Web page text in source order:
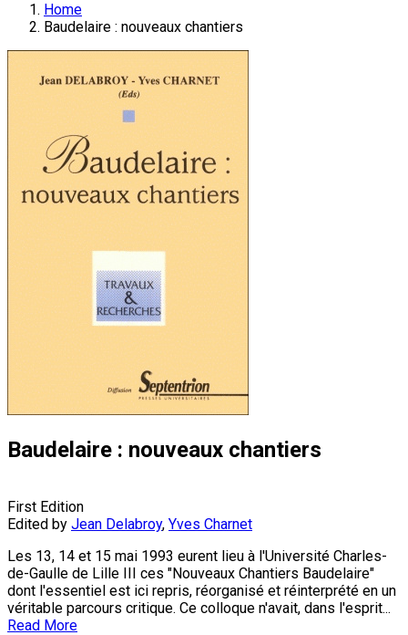
Home
Baudelaire : nouveaux chantiers
Baudelaire : nouveaux chantiers
First Edition
Edited by Jean Delabroy, Yves Charnet
Les 13, 14 et 15 mai 1993 eurent lieu à l'Université Charles-
de-Gaulle de Lille III ces "Nouveaux Chantiers Baudelaire"
dont l'essentiel est ici repris, réorganisé et réinterprété en un
véritable parcours critique. Ce colloque n'avait, dans l'esprit...
Read More